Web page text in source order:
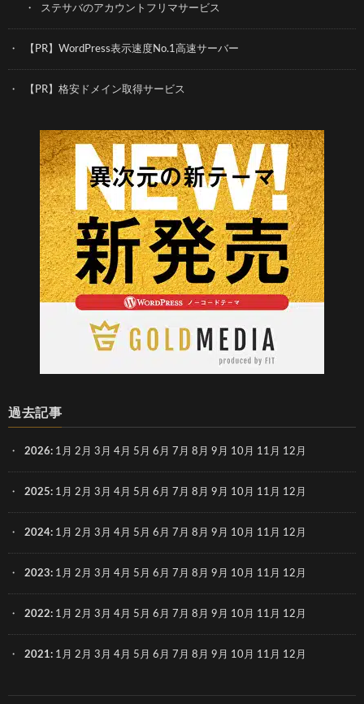
ステサバのアカウントフリマサービス
【PR】WordPress表示速度No.1高速サーバー
【PR】格安ドメイン取得サービス
過去記事
2026: 1月 2月 3月 4月 5月 6月 7月 8月 9月 10月 11月 12月
2025: 1月 2月 3月 4月 5月 6月 7月 8月 9月 10月 11月 12月
2024: 1月 2月 3月 4月 5月 6月 7月 8月 9月 10月 11月 12月
2023: 1月 2月 3月 4月 5月 6月 7月 8月 9月 10月 11月 12月
2022: 1月 2月 3月 4月 5月 6月 7月 8月 9月 10月 11月 12月
2021: 1月 2月 3月 4月 5月 6月 7月 8月 9月 10月 11月 12月